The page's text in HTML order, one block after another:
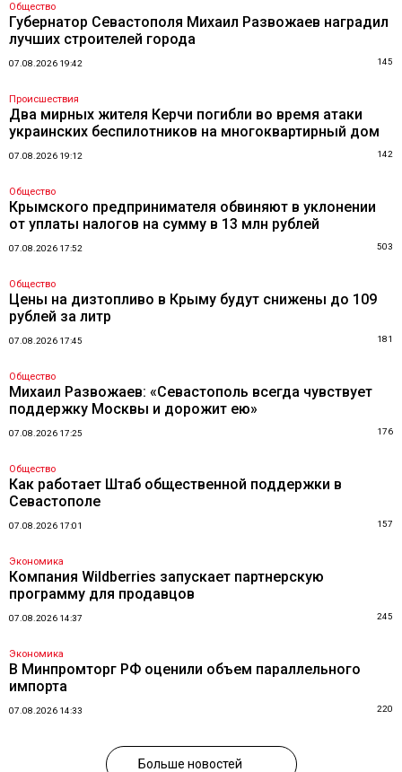
Общество
Губернатор Севастополя Михаил Развожаев наградил
лучших строителей города
07.08.2026 19:42 145
Происшествия
Два мирных жителя Керчи погибли во время атаки
украинских беспилотников на многоквартирный дом
07.08.2026 19:12 142
Общество
Крымского предпринимателя обвиняют в уклонении
от уплаты налогов на сумму в 13 млн рублей
07.08.2026 17:52 503
Общество
Цены на дизтопливо в Крыму будут снижены до 109
рублей за литр
07.08.2026 17:45 181
Общество
Михаил Развожаев: «Севастополь всегда чувствует
поддержку Москвы и дорожит ею»
07.08.2026 17:25 176
Общество
Как работает Штаб общественной поддержки в
Севастополе
07.08.2026 17:01 157
Экономика
Компания Wildberries запускает партнерскую
программу для продавцов
07.08.2026 14:37 245
Экономика
В Минпромторг РФ оценили объем параллельного
импорта
07.08.2026 14:33 220
Больше новостей